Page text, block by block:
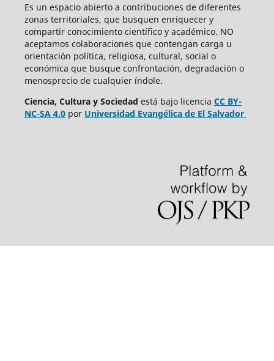
Es un espacio abierto a contribuciones de diferentes
zonas territoriales, que busquen enriquecer y
compartir conocimiento científico y académico. NO
aceptamos colaboraciones que contengan carga u
orientación política, religiosa, cultural, social o
económica que busque confrontación, degradación o
menosprecio de cualquier índole.
Ciencia, Cultura y Sociedad está bajo licencia CC BY-
NC-SA 4.0por Universidad Evangélica de El Salvador